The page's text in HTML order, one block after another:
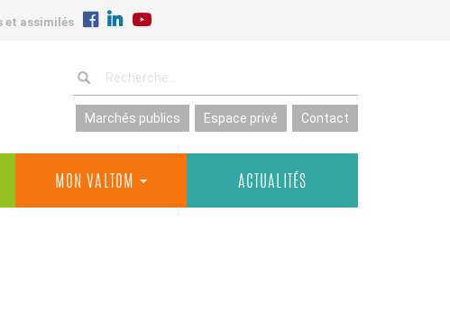
et assimilés
Marchés publics Espace privé Contact
MON VALTOM ACTUALITÉS